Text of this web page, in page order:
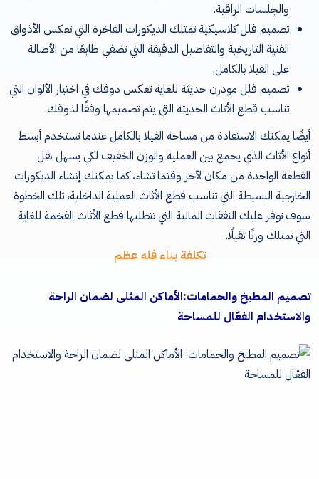
والجلسات الراقية.
تصميم فلل كلاسيكية تمتلك الديكورات الفاخرة التي تعكس الأذواق
الفنية التاريخية والتفاصيل الدقيقة التي تضفي طابعًا من الأصالة
على الفيلا بالكامل.
تصميم فلل مودرن حديثة للغاية تعكس ذوقك في اختيار الألوان التي
تناسب قطع الأثاث الحديثة التي يتم تصميمها وفقًا لذوقك.
أيضًا يمكنك الاستفادة من مساحة الفيلا بالكامل عندما تستخدم أبسط
أنواع الأثاث الذي يجمع بين العملية والوزن الخفيف لكي يسهل نقل
القطعة الواحدة من مكان لآخر وقتما تشاء، كما يمكنك إنشاء الديكورات
الخارجية البسيطة التي تناسب قطع الأثاث العملية الداخلية، تلك الخطوة
سوف توفر عليك النفقات المالية التي تتطلبها قطع الأثاث الفخمة للغاية
التي تمتلك وزنًا ثقيلًا.
تكلفة بناء فله عظم
تصميم المطبخ والحمامات:الأماكن المثلى لضمان الراحة
والاستخدام الفعّال للمساحة